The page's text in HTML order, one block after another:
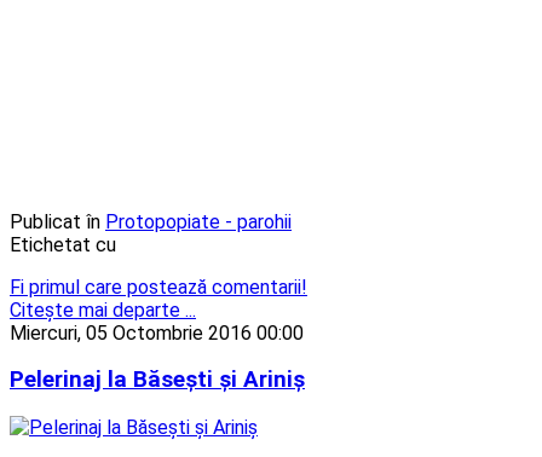
Publicat în Protopopiate - parohii
Etichetat cu
Fi primul care postează comentarii!
Citeşte mai departe ...
Miercuri, 05 Octombrie 2016 00:00
Pelerinaj la Băsești și Ariniș